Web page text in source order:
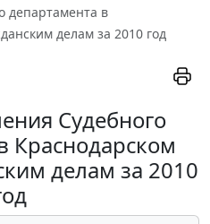
департамента в
делам за 2010 год
Судебного
Краснодарском
делам за 2010